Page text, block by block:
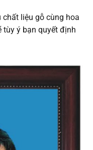
liệu gỗ cùng hoa
tùy ý bạn quyết định